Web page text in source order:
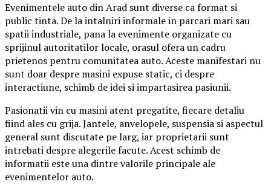
Evenimentele auto din Arad sunt diverse ca format si
public tinta. De la intalniri informale in parcari mari sau
spatii industriale, pana la evenimente organizate cu
sprijinul autoritatilor locale, orasul ofera un cadru
prietenos pentru comunitatea auto. Aceste manifestari nu
sunt doar despre masini expuse static, ci despre
interactiune, schimb de idei si impartasirea pasiunii.
Pasionatii vin cu masini atent pregatite, fiecare detaliu
fiind ales cu grija. Jantele, anvelopele, suspensia si aspectul
general sunt discutate pe larg, iar proprietarii sunt
intrebati despre alegerile facute. Acest schimb de
informatii este una dintre valorile principale ale
evenimentelor auto.